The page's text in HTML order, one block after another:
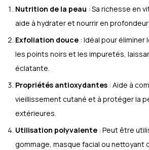
Nutrition de la peau : Sa richesse en
aide à hydrater et nourrir en profondeur
Exfoliation douce : Idéal pour éliminer
les points noirs et les impuretés,
éclatante.
Propriétés antioxydantes : Aide à
vieillissement cutané et à protéger la
extérieures.
Utilisation polyvalente : Peut être
gommage, masque facial ou nettoyant